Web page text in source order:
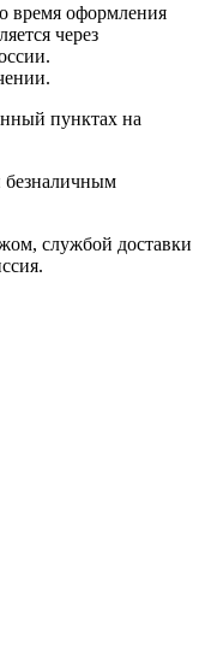
время оформления
через
пунктах на
службой доставки